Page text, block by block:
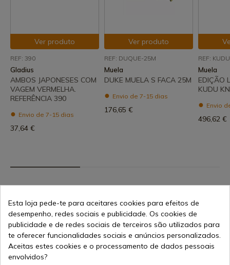
Ver produto
REF: 390
Gladius
AMBOS JAPONESES COM
VAGEM VERMELHA.
REFERÊNCIA 390
Envio de 7-15 dias
37,64 €
Ver produto
REF: DUQUE-25M
Muela
DUKE MUELA S FACA 25M
Envio de 7-15 dias
176,65 €
REF: KUDU
Muela
EDIÇÃO
KUDU
Envio
496,62 €
15,95 €
Esta loja pede-te para aceitares cookies para efeitos de
desempenho, redes sociais e publicidade. Os cookies de
publicidade e de redes sociais de terceiros são utilizados para
te oferecer funcionalidades sociais e anúncios personalizados.
Aceitas estes cookies e o processamento de dados pessoais
envolvidos?